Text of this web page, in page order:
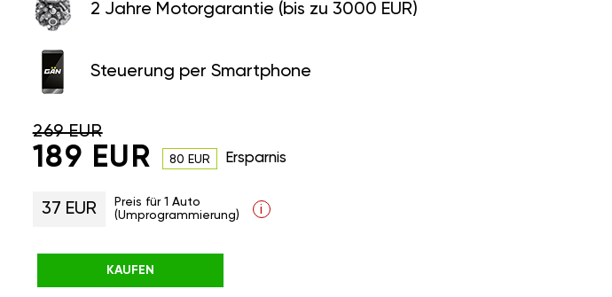
2 Jahre Motorgarantie (bis zu 3000 EUR)
Steuerung per Smartphone
269 EUR
189 EUR 80 EUR Ersparnis
37 EUR
Preis für 1 Auto
(Umprogrammierung)
i
KAUFEN